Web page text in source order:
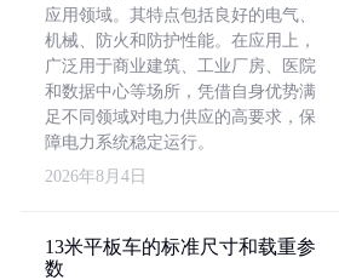
应用领域。其特点包括良好的电气、
机械、防火和防护性能。在应用上，
广泛用于商业建筑、工业厂房、医院
和数据中心等场所，凭借自身优势满
足不同领域对电力供应的高要求，保
障电力系统稳定运行。
2026年8月4日
13米平板车的标准尺寸和载重参
数